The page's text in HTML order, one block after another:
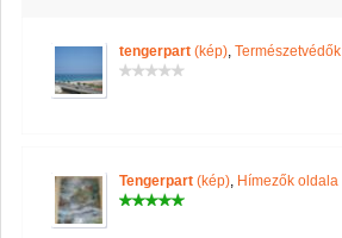
tengerpart (kép), Természetvédők
Tengerpart (kép), Hímezők oldala